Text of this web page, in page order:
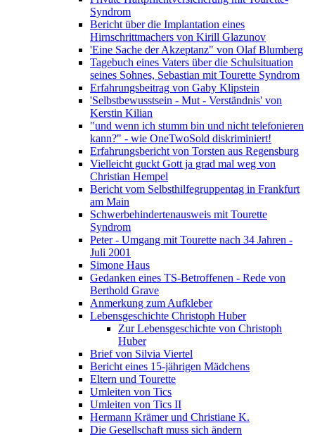
Syndrom
Bericht über die Implantation eines
Hirnschrittmachers von Kirill Glazunov
'Eine Sache der Akzeptanz" von Olaf Blumberg
Tagebuch eines Vaters über die Schulsituation
seines Sohnes, Sebastian mit Tourette Syndrom
Erfahrungsbeitrag von Gaby Klipstein
'Selbstbewusstsein - Mut - Verständnis' von
Kerstin Kilian
"und wenn ich stumm bin und nicht telefonieren
kann?" - wie OneTwoSold diskriminiert!
Erfahrungsbericht von Torsten aus Regensburg
Vielleicht guckt Gott ja grad mal weg von
Christian Hempel
Bericht vom Selbsthilfegruppentag in Frankfurt
am Main
Schwerbehindertenausweis mit Tourette
Syndrom
Peter - Umgang mit Tourette nach 34 Jahren -
Juli 2001
Simone Haus
Gedanken eines TS-Betroffenen - Rede von
Berthold Grave
Anmerkung zum Aufkleber
Lebensgeschichte Christoph Huber
Zur Lebensgeschichte von Christoph
Huber
Brief von Silvia Viertel
Bericht eines 15-jährigen Mädchens
Eltern und Tourette
Umleiten von Tics
Umleiten von Tics II
Hermann Krämer und Christiane K.
Die Gesellschaft muss sich ändern